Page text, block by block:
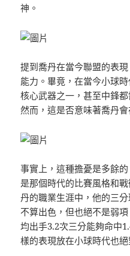
神。
提到喬丹在當今聯盟的表
能力。畢竟，在當今小球
核心武器之一，甚至中鋒
然而，這是否意味著喬丹
事實上，這種擔憂是多餘
是那個時代的比賽風格和
丹的職業生涯中，他的三
不算出色，但也絕不是弱
均出手3.2次三分能夠命中
樣的表現放在小球時代也絕